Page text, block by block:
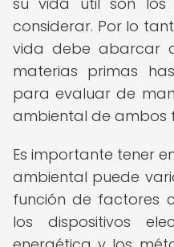
considerar. Por lo
vida debe abarcar
materias primas
para evaluar de
ambiental de ambos
Es importante tener
ambiental puede
función de factores
los dispositivos